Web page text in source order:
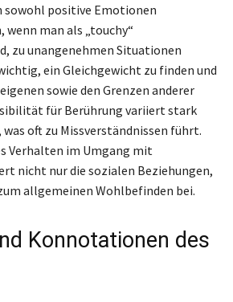
positive Emotionen
wenn man als „touchy“
zu unangenehmen Situationen
ein Gleichgewicht zu finden und
sowie den Grenzen anderer
für Berührung variiert stark
oft zu Missverständnissen führt.
Verhalten im Umgang mit
nicht nur die sozialen Beziehungen,
allgemeinen Wohlbefinden bei.
Konnotationen des